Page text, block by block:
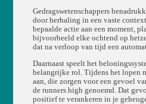
Gedragswetenschappers
door herhaling in een vaste
bepaalde actie aan een moment,
bijvoorbeeld elke ochtend op
dat na verloop van tijd een
Daarnaast speelt het
belangrijke rol. Tijdens het lopen
aan, die zorgen voor een gevoel
de runners high genoemd. Dat
positief te verankeren in je